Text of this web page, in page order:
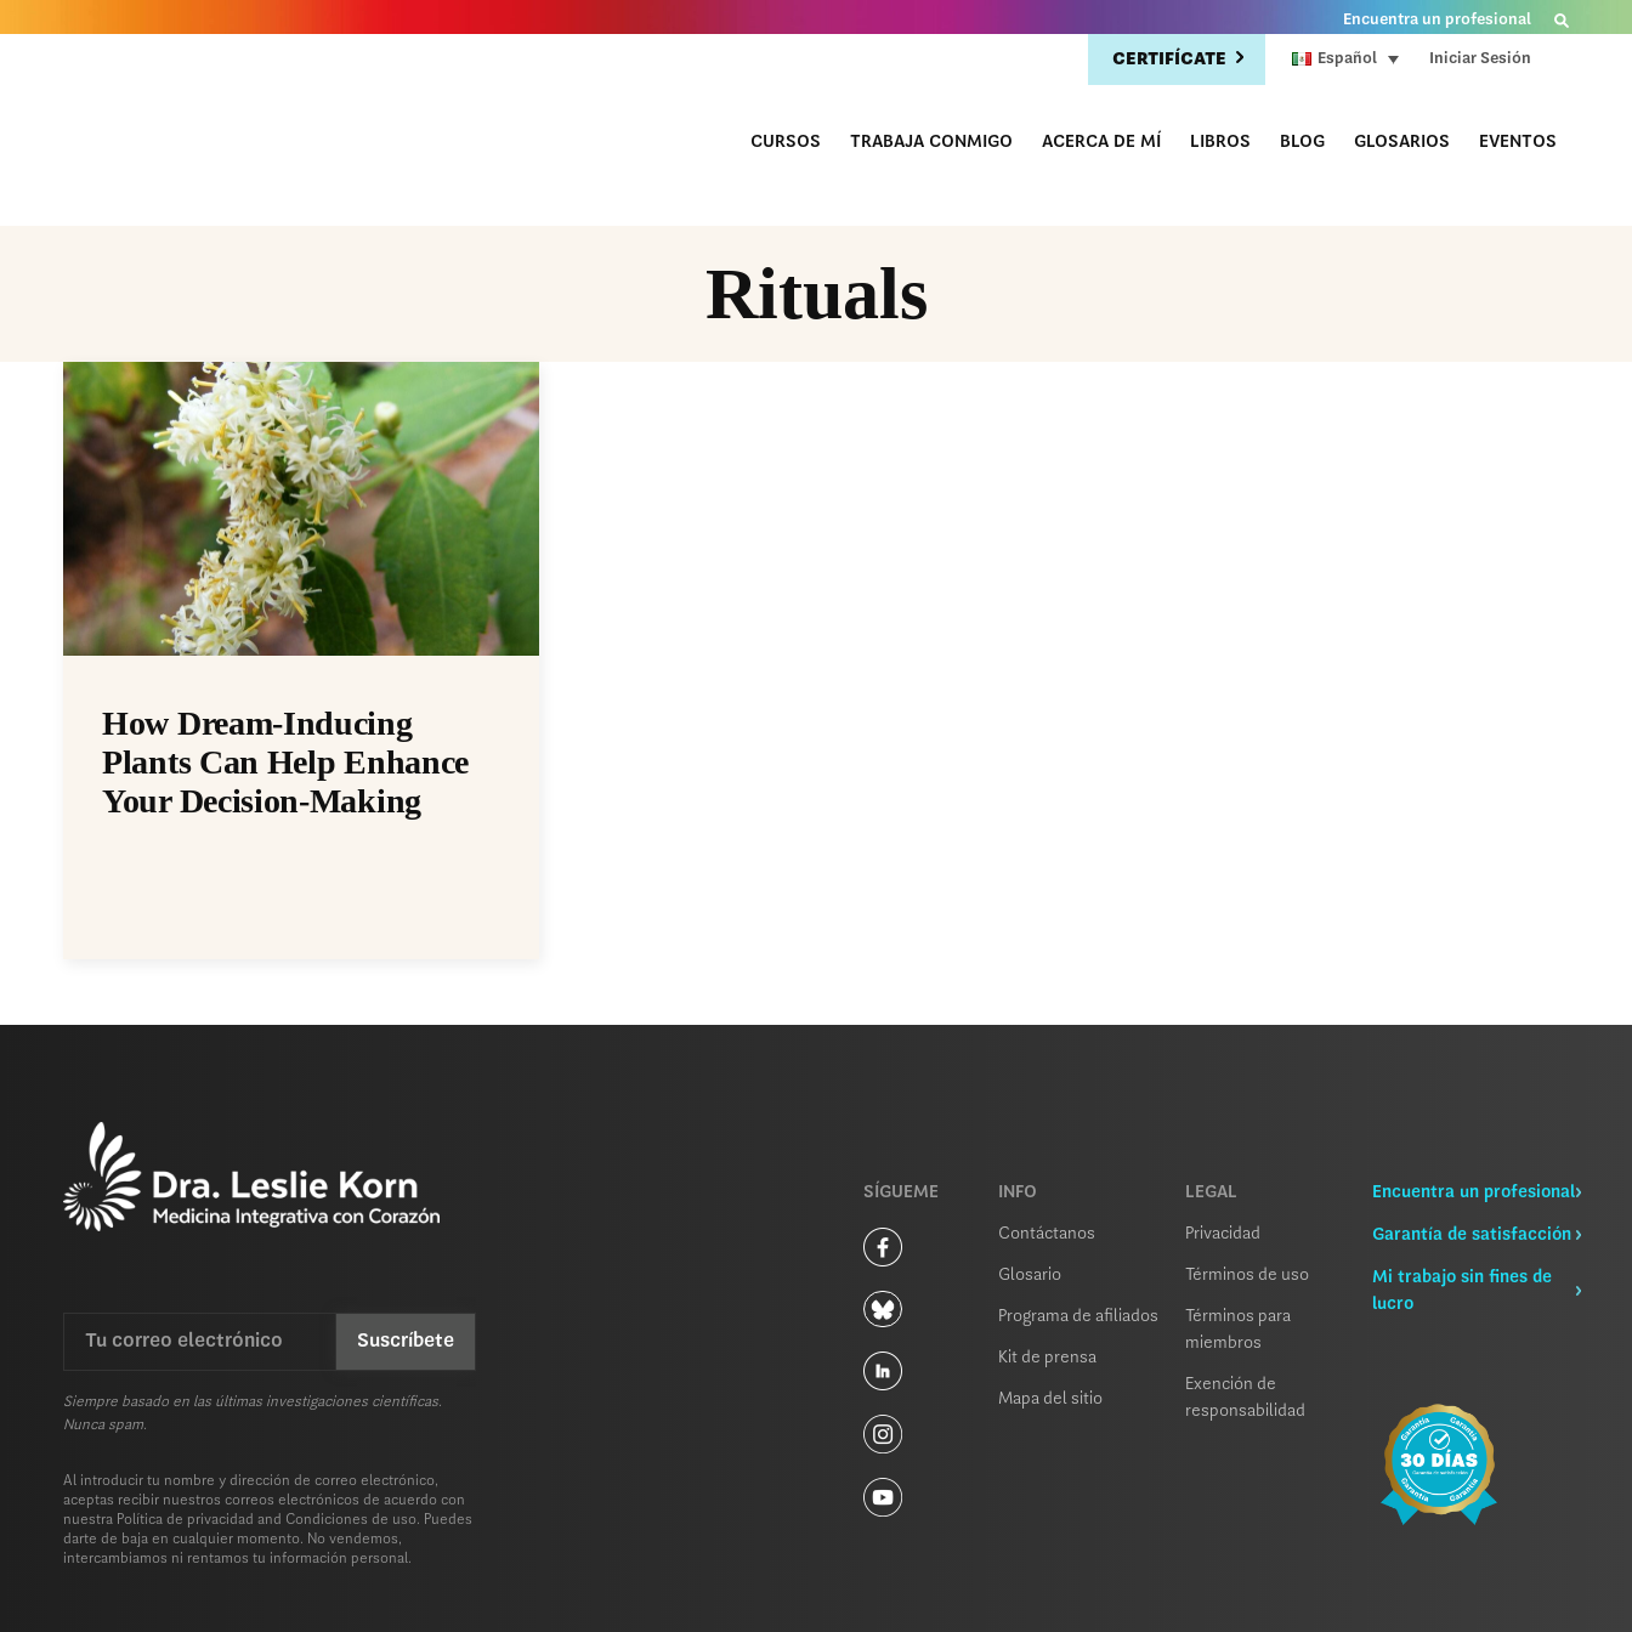
Encuentra un profesional
Español Iniciar Sesión
CURSOS TRABAJA CONMIGO ACERCA DE MÍ LIBROS BLOG GLOSARIOS EVENTOS
CERTIFÍCATE
Rituals
How Dream-Inducing
Plants Can Help Enhance
Your Decision-Making
CAPTCHA
Siempre basado en las últimas investigaciones científicas.
Nunca spam.
Al introducir tu nombre y dirección de correo electrónico,
aceptas recibir nuestros correos electrónicos de acuerdo con
nuestra Política de privacidad and Condiciones de uso. Puedes
darte de baja en cualquier momento. No vendemos,
intercambiamos ni rentamos tu información personal.
SÍGUEME INFO
Contáctanos
Glosario
Programa de afiliados
Kit de prensa
Mapa del sitio
LEGAL
Privacidad
Términos de uso
Términos para
miembros
Exención de
responsabilidad
Encuentra un profesional
Garantía de satisfacción
Mi trabajo sin fines de
lucro